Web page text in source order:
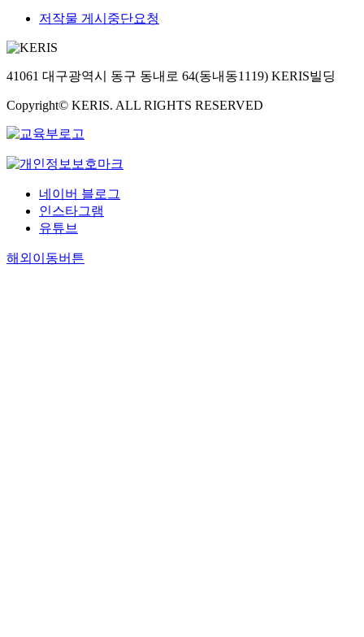
저작물 게시중단요청
41061 대구광역시 동구 동내로 64(동내동1119) KERIS빌딩
Copyright© KERIS. ALL RIGHTS RESERVED
네이버 블로그
인스타그램
유튜브
해외이동버튼